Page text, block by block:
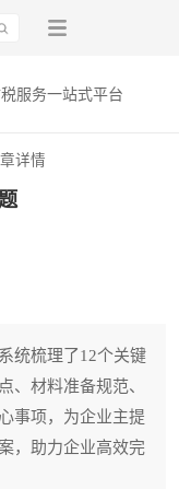
服务一站式平台
详情
统梳理了12个关键
、材料准备规范、
事项，为企业主提
，助力企业高效完